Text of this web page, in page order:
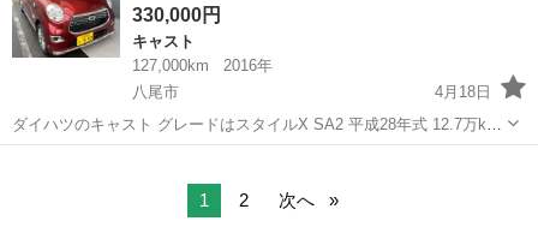
330,000円
キャスト
127,000km
2016年
八尾市
4月18日
ダイハツのキャスト グレードはスタイルX SA2 平成28年式 12.7万km
車検は令和9年3月まで エンジンはとても静かで、 言われなければ、
1 2 次へ